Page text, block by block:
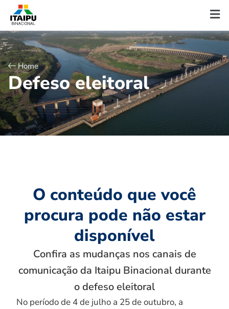
Home
Defeso eleitoral
O conteúdo que você
procura pode não estar
disponível
Confira as mudanças nos canais de
comunicação da Itaipu Binacional durante
o defeso eleitoral
No período de 4 de julho a 25 de outubro, a